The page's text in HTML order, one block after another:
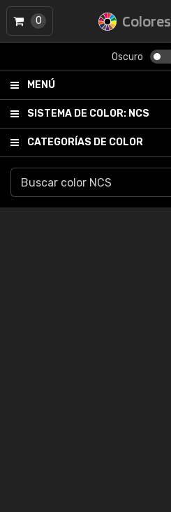
Colores
Oscuro
MENÚ
SISTEMA DE COLOR: NCS
CATEGORÍAS DE COLOR
0